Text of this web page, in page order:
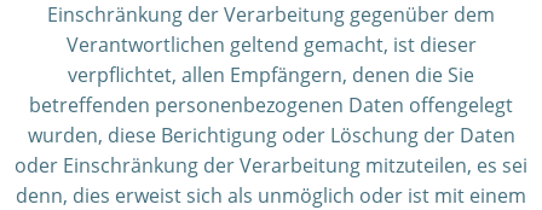
Einschränkung der Verarbeitung gegenüber dem
Verantwortlichen geltend gemacht, ist dieser
verpflichtet, allen Empfängern, denen die Sie
betreffenden personenbezogenen Daten offengelegt
wurden, diese Berichtigung oder Löschung der Daten
oder Einschränkung der Verarbeitung mitzuteilen, es sei
denn, dies erweist sich als unmöglich oder ist mit einem